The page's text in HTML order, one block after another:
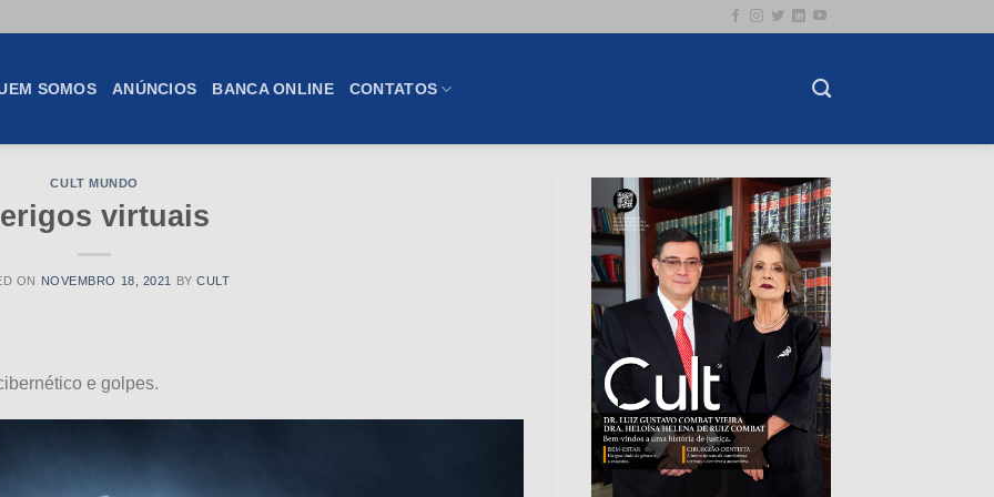
SOMOS ANÚNCIOS BANCA ONLINE CONTATOS
CULT MUNDO
virtuais
ON NOVEMBRO 18, 2021 BYCULT
e golpes.